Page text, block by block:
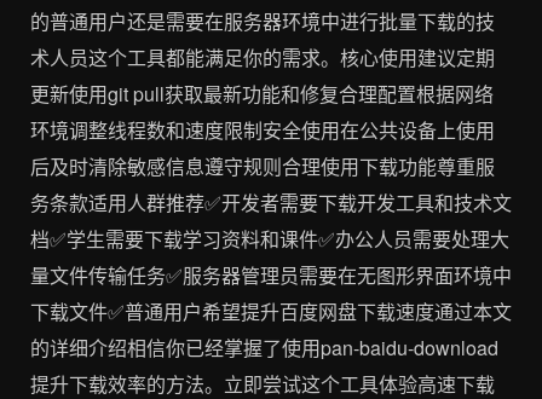
的普通用户还是需要在服务器环境中进行批量下载的技
术人员这个工具都能满足你的需求。核心使用建议定期
更新使用git pull获取最新功能和修复合理配置根据网络
环境调整线程数和速度限制安全使用在公共设备上使用
后及时清除敏感信息遵守规则合理使用下载功能尊重服
务条款适用人群推荐✅开发者需要下载开发工具和技术文
档✅学生需要下载学习资料和课件✅办公人员需要处理大
量文件传输任务✅服务器管理员需要在无图形界面环境中
下载文件✅普通用户希望提升百度网盘下载速度通过本文
的详细介绍相信你已经掌握了使用pan-baidu-download
提升下载效率的方法。立即尝试这个工具体验高速下载